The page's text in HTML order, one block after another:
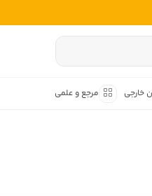
خارجی مرجع و علمی